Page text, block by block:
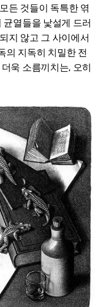
든 것들이 독특한 엮
열들을 낯설게 드러
지 않고 그 사이에서
의 지독히 치밀한 전
욱 소름끼치는, 오히